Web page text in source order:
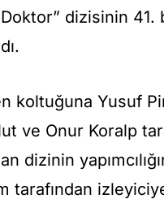
dizisinin
koltuğuna Yusuf
ve Onur Koralp
dizinin
tarafından